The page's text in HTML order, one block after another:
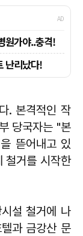
. 본격적인 작
당국자는 "본
뜯어내고 있
철거를 시작한
설 철거에 나
과 금강산 문